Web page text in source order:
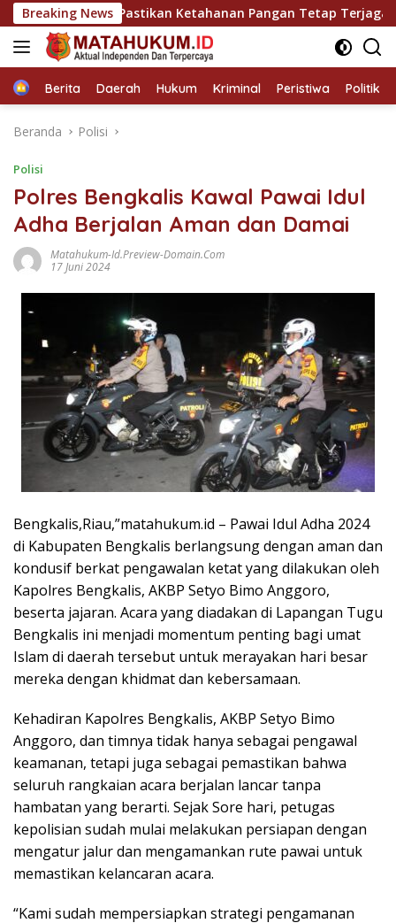
Langsung
ke
konten
Breaking News
Kandis Pastikan Ketahanan Pangan Tetap Terjaga
HomeBerita Daerah Hukum Kriminal Peristiwa Politik
Beranda Polisi
Polisi
Polres Bengkalis Kawal Pawai Idul
Adha Berjalan Aman dan Damai
Matahukum-Id.preview-Domain.com
17 Juni 2024
Bengkalis,Riau,”matahukum.id – Pawai Idul Adha 2024
di Kabupaten Bengkalis berlangsung dengan aman dan
kondusif berkat pengawalan ketat yang dilakukan oleh
Kapolres Bengkalis, AKBP Setyo Bimo Anggoro,
beserta jajaran. Acara yang diadakan di Lapangan Tugu
Bengkalis ini menjadi momentum penting bagi umat
Islam di daerah tersebut untuk merayakan hari besar
mereka dengan khidmat dan kebersamaan.
Kehadiran Kapolres Bengkalis, AKBP Setyo Bimo
Anggoro, dan timnya tidak hanya sebagai pengawal
keamanan, tetapi juga sebagai pemastikan bahwa
seluruh rangkaian acara berjalan lancar tanpa
hambatan yang berarti. Sejak Sore hari, petugas
kepolisian sudah mulai melakukan persiapan dengan
mengatur jalur dan mengamankan rute pawai untuk
memastikan kelancaran acara.
“Kami sudah mempersiapkan strategi pengamanan